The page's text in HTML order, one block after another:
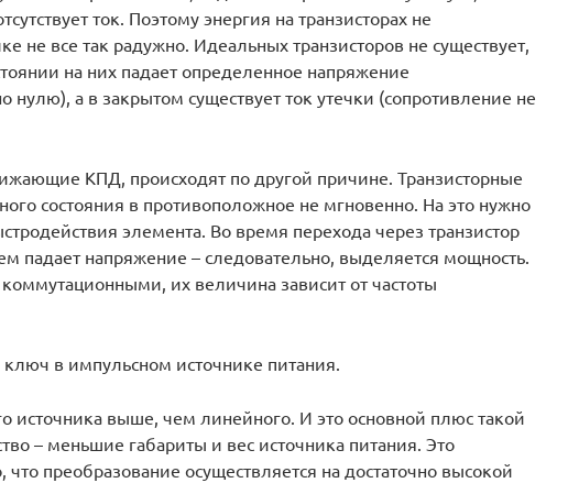
ток. Поэтому энергия на транзисторах не
не все так радужно. Идеальных транзисторов не существует,
на них падает определенное напряжение
нулю), а в закрытом существует ток утечки (сопротивление не
КПД, происходят по другой причине. Транзисторные
состояния в противоположное не мгновенно. На это нужно
элемента. Во время перехода через транзистор
падает напряжение – следовательно, выделяется мощность.
их величина зависит от частоты
в импульсном источнике питания.
источника выше, чем линейного. И это основной плюс такой
– меньшие габариты и вес источника питания. Это
что преобразование осуществляется на достаточно высокой